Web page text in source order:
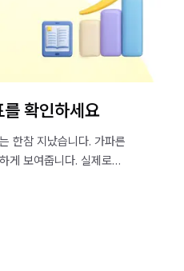
확인하세요
한참 지났습니다. 가파른
게 보여줍니다. 실제로
아갈 때입니다.